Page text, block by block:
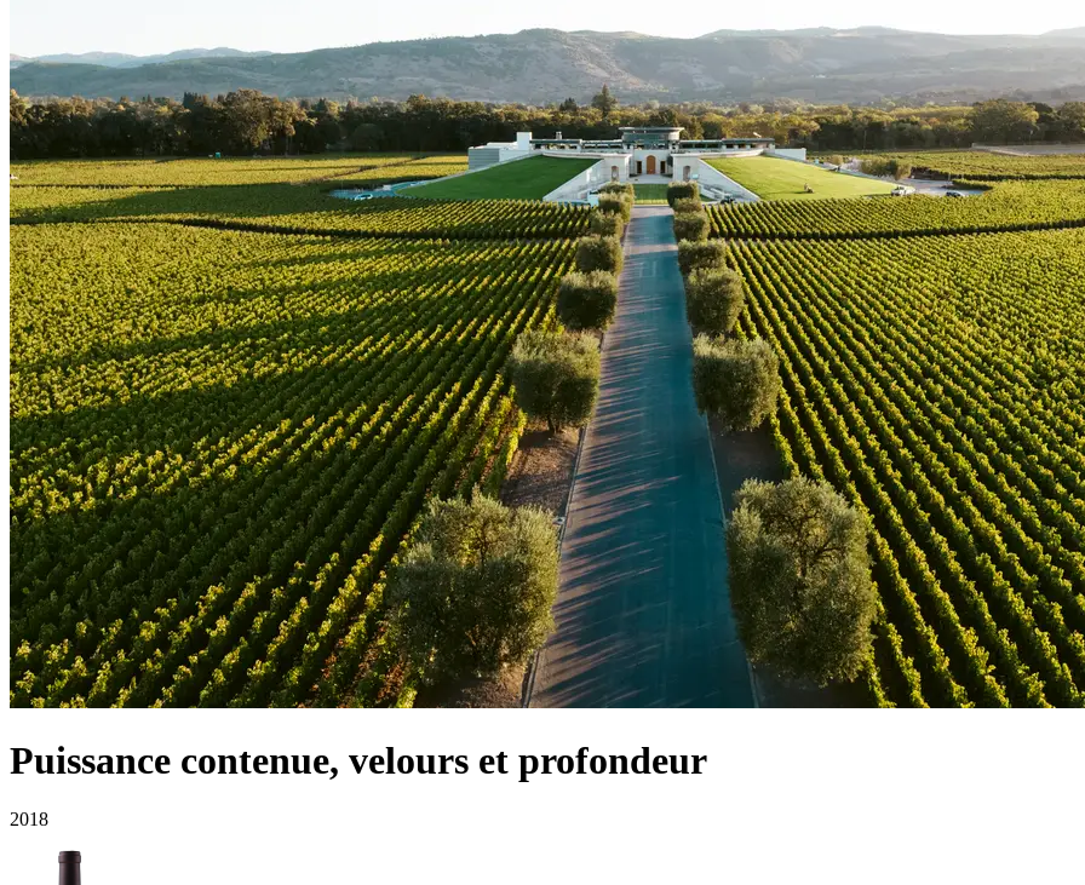
Puissance contenue, velours et profondeur
2018